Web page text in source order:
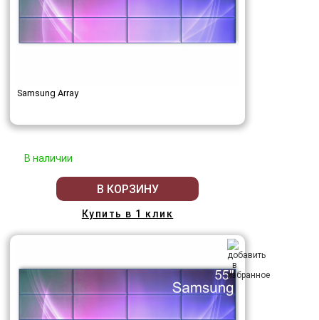
Samsung Array
В наличии
В КОРЗИНУ
Купить в 1 клик